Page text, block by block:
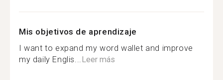
Mis objetivos de aprendizaje
I want to expand my word wallet and improve
my daily Englis...Leer más